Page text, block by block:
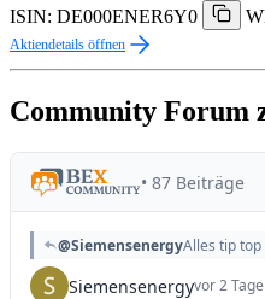
ISIN: DE000ENER6Y0
Aktiendetails öffnen
Community Forum